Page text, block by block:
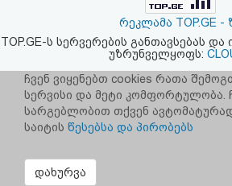
პასუხისმგებლობის
უარყოფა
რეკლამა TOP.GE -
TOP.GE-ს სერვერების განთავსებას
უზრუნველყოფს:
ჩვენ ვიყენებთ cookies რათა
სერვისი და მეტი კომფორტულობა.
სარგებლობით თქვენ
საიტის წესებსა და პირობებს
დახურვა